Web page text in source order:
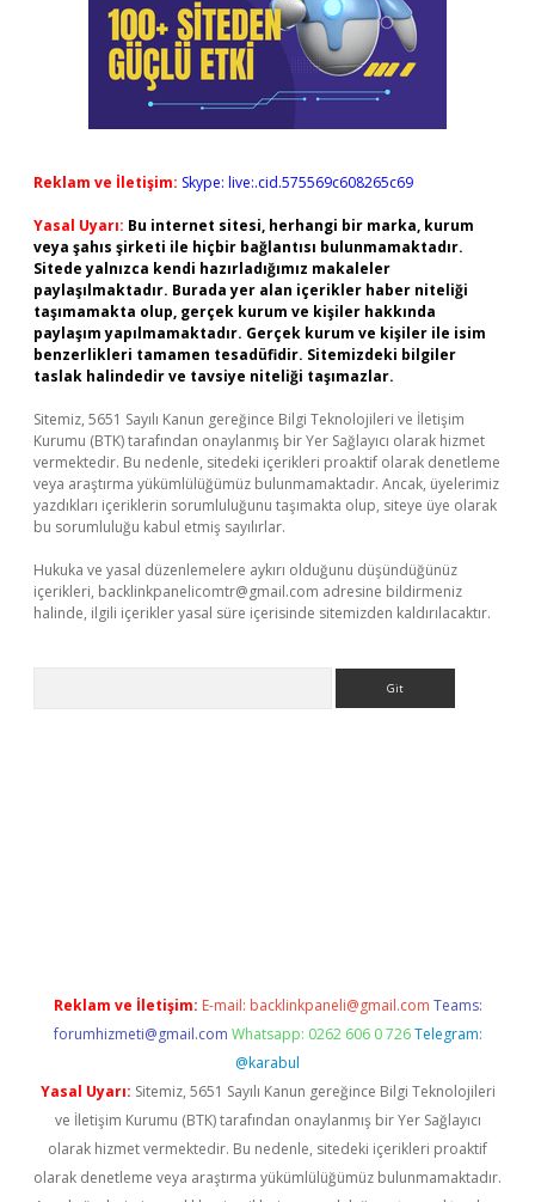
Reklam ve İletişim: Skype: live:.cid.575569c608265c69
Yasal Uyarı: Bu internet sitesi, herhangi bir marka, kurum
veya şahıs şirketi ile hiçbir bağlantısı bulunmamaktadır.
Sitede yalnızca kendi hazırladığımız makaleler
paylaşılmaktadır. Burada yer alan içerikler haber niteliği
taşımamakta olup, gerçek kurum ve kişiler hakkında
paylaşım yapılmamaktadır. Gerçek kurum ve kişiler ile isim
benzerlikleri tamamen tesadüfidir. Sitemizdeki bilgiler
taslak halindedir ve tavsiye niteliği taşımazlar.
Sitemiz, 5651 Sayılı Kanun gereğince Bilgi Teknolojileri ve İletişim
Kurumu (BTK) tarafından onaylanmış bir Yer Sağlayıcı olarak hizmet
vermektedir. Bu nedenle, sitedeki içerikleri proaktif olarak denetleme
veya araştırma yükümlülüğümüz bulunmamaktadır. Ancak, üyelerimiz
yazdıkları içeriklerin sorumluluğunu taşımakta olup, siteye üye olarak
bu sorumluluğu kabul etmiş sayılırlar.
Hukuka ve yasal düzenlemelere aykırı olduğunu düşündüğünüz
içerikleri, backlinkpanelicomtr@gmail.com adresine bildirmeniz
halinde, ilgili içerikler yasal süre içerisinde sitemizden kaldırılacaktır.
Reklam ve İletişim: E-mail: backlinkpaneli@gmail.com Teams:
forumhizmeti@gmail.com Whatsapp: 0262 606 0 726 Telegram:
@karabul
Yasal Uyarı: Sitemiz, 5651 Sayılı Kanun gereğince Bilgi Teknolojileri
ve İletişim Kurumu (BTK) tarafından onaylanmış bir Yer Sağlayıcı
olarak hizmet vermektedir. Bu nedenle, sitedeki içerikleri proaktif
olarak denetleme veya araştırma yükümlülüğümüz bulunmamaktadır.